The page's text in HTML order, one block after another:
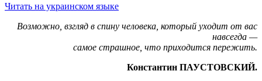
Читать на украинском языке
Возможно, взгляд в спину человека, который уходит от вас
навсегда —
самое страшное, что приходится пережить.
Константин ПАУСТОВСКИЙ.